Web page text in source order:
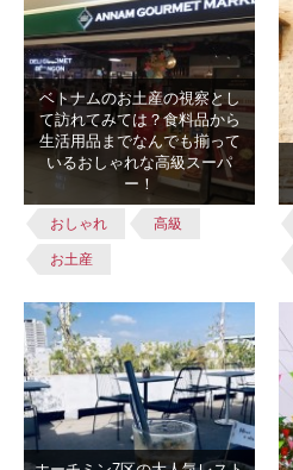
ベトナムのお土産の視察とし
て訪れてみては？食料品から
生活用品までなんでも揃って
いるおしゃれな高級スーパ
ー！
おしゃれ 高級
お土産